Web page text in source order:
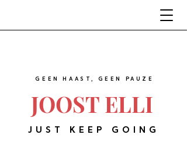
JOOST ELLI
GEEN HAAST, GEEN PAUZE
JUST KEEP GOING